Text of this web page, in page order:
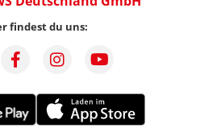
findest du uns: